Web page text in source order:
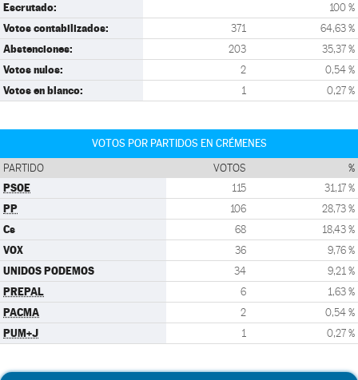
Escrutado: 100 %
Votos contabilizados: 371 64,63 %
Abstenciones: 203 35,37 %
Votos nulos: 2 0,54 %
Votos en blanco: 1 0,27 %
VOTOS POR PARTIDOS EN CRÉMENES
PARTIDO VOTOS %
PSOE 115 31,17 %
PP 106 28,73 %
Cs 68 18,43 %
VOX 36 9,76 %
UNIDOS PODEMOS 34 9,21 %
PREPAL 6 1,63 %
PACMA 2 0,54 %
PUM+J 1 0,27 %